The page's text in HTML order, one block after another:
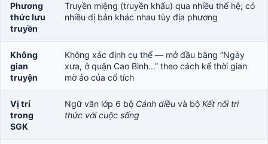
Phương
thức lưu
truyền
Truyền miệng (truyền khẩu) qua nhiều thế hệ; có
nhiều dị bản khác nhau tùy địa phương
Không
gian
truyện
Không xác định cụ thể — mở đầu bằng “Ngày
xưa, ở quận Cao Bình…” theo cách kể thời gian
mờ ảo của cổ tích
Vị trí
trong
SGK
Ngữ văn lớp 6 bộ Cánh diều và bộ Kết nối tri
thức với cuộc sống